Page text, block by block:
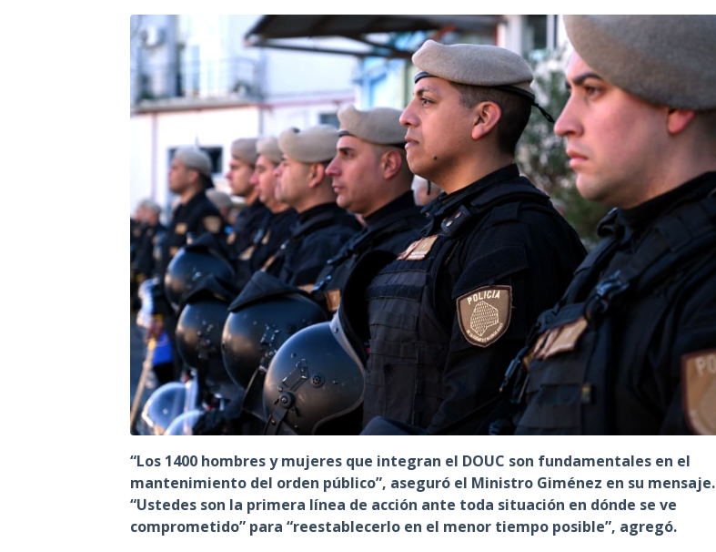
“Los 1400 hombres y mujeres que integran el DOUC son fundamentales en el
mantenimiento del orden público”, aseguró el Ministro Giménez en su mensaje.
“Ustedes son la primera línea de acción ante toda situación en dónde se ve
comprometido” para “reestablecerlo en el menor tiempo posible”, agregó.